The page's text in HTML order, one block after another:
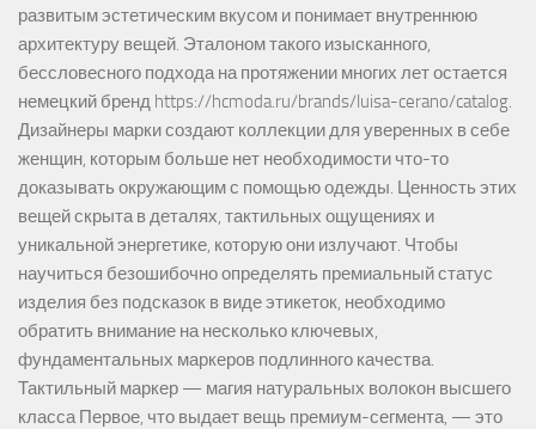
развитым эстетическим вкусом и понимает внутреннюю
архитектуру вещей. Эталоном такого изысканного,
бессловесного подхода на протяжении многих лет остается
немецкий бренд https://hcmoda.ru/brands/luisa-cerano/catalog.
Дизайнеры марки создают коллекции для уверенных в себе
женщин, которым больше нет необходимости что-то
доказывать окружающим с помощью одежды. Ценность этих
вещей скрыта в деталях, тактильных ощущениях и
уникальной энергетике, которую они излучают. Чтобы
научиться безошибочно определять премиальный статус
изделия без подсказок в виде этикеток, необходимо
обратить внимание на несколько ключевых,
фундаментальных маркеров подлинного качества.
Тактильный маркер — магия натуральных волокон высшего
класса Первое, что выдает вещь премиум-сегмента, — это